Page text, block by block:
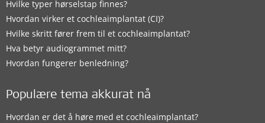
Hvilke typer hørselstap finnes?
Hvordan virker et cochleaimplantat (CI)?
Hvilke skritt fører frem til et cochleaimplantat?
Hva betyr audiogrammet mitt?
Hvordan fungerer benledning?
Populære tema akkurat nå
Hvordan er det å høre med et cochleaimplantat?